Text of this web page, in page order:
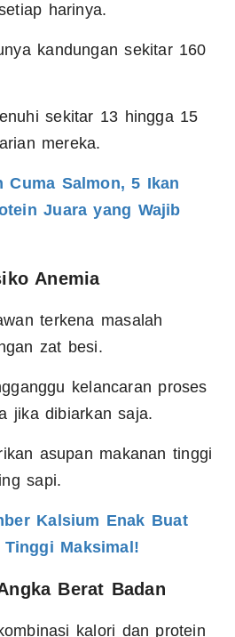
harinya.
kandungan sekitar 160
sekitar 13 hingga 15
mereka.
Cuma Salmon, 5 Ikan
Juara yang Wajib
Anemia
terkena masalah
zat besi.
kelancaran proses
jika dibiarkan saja.
asupan makanan tinggi
sapi.
Kalsium Enak Buat
Maksimal!
Berat Badan
kalori dan protein